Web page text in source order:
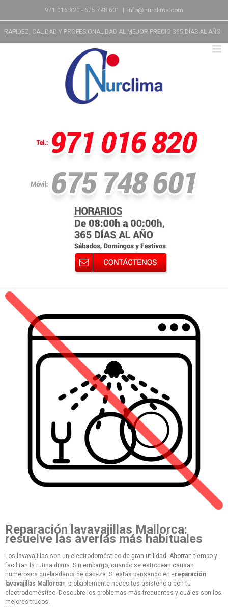
971 016 820 - 675 748 601 info@nurclima.com
RAPIDEZ, CALIDAD Y PROFESIONALIDAD AL MEJOR PRECIO 365 DÍAS AL AÑO
Reparación lavavajillas Mallorca:
resuelve las averías más habituales
Los lavavajillas son un electrodoméstico de gran utilidad. Ahorran tiempo y
facilitan la rutina diaria. Sin embargo, cuando se estropean causan
numerosos quebraderos de cabeza. Si estás pensando en «reparación
lavavajillas Mallorca«, probablemente necesites asistencia con tu
electrodoméstico. Descubre los problemas más frecuentes y cuáles son los
mejores trucos.